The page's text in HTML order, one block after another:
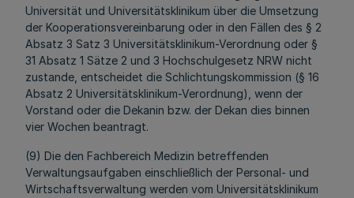
Universität und Universitätsklinikum über die Umsetzung
der Kooperationsvereinbarung oder in den Fällen des § 2
Absatz 3 Satz 3 Universitätsklinikum-Verordnung oder §
31 Absatz 1 Sätze 2 und 3 Hochschulgesetz NRW nicht
zustande, entscheidet die Schlichtungskommission (§ 16
Absatz 2 Universitätsklinikum-Verordnung), wenn der
Vorstand oder die Dekanin bzw. der Dekan dies binnen
vier Wochen beantragt.
(9) Die den Fachbereich Medizin betreffenden
Verwaltungsaufgaben einschließlich der Personal- und
Wirtschaftsverwaltung werden vom Universitätsklinikum